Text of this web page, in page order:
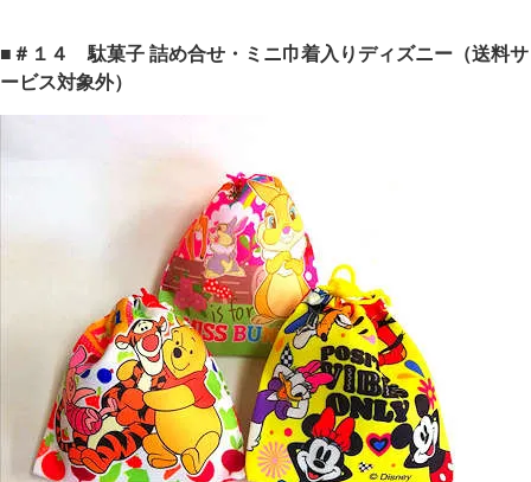
■＃１４ 駄菓子 詰め合せ・ミニ巾着入りディズニー（送料サ
ービス対象外）